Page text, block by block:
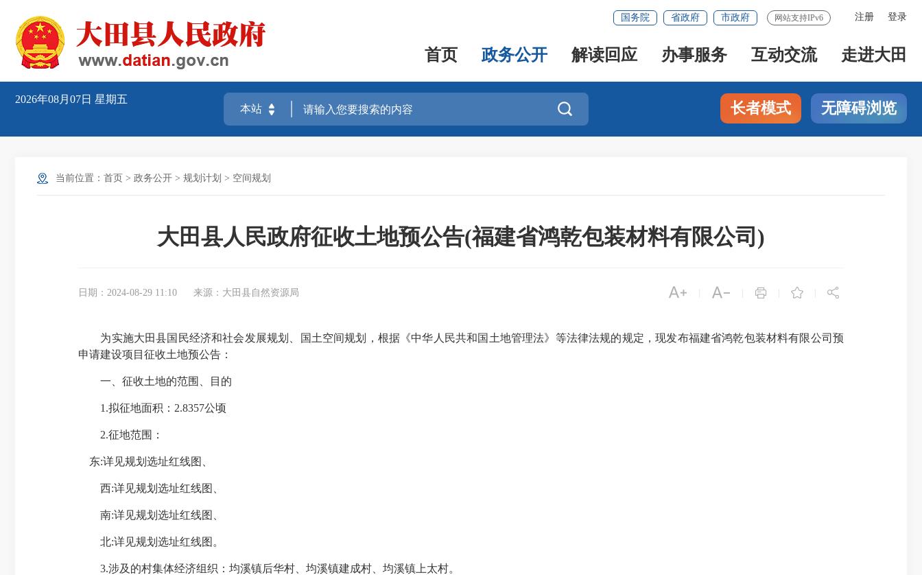
注册 登录
国务院 省政府 市政府 网站支持IPv6
首页 政务公开 解读回应 办事服务 互动交流 走进大田
2026年08月07日 星期五
 长者模式 无障碍浏览
当前位置： 首页 > 政务公开 > 规划计划 > 空间规划
大田县人民政府征收土地预公告(福建省鸿乾包装材料有限公司)
日期：2024-08-29 11:10 来源：大田县自然资源局     
为实施大田县国民经济和社会发展规划、国土空间规划，根据《中华人民共和国土地管理法》等法律法规的规定，现发布福建省鸿乾包装材料有限公司预
申请建设项目征收土地预公告：
一、征收土地的范围、目的
1.拟征地面积： 2.8357公顷
2.征地范围：
东:详见规划选址红线图、
西:详见规划选址红线图、
南:详见规划选址红线图、
北:详见规划选址红线图。
3.涉及的村集体经济组织：均溪镇后华村、均溪镇建成村、均溪镇上太村。